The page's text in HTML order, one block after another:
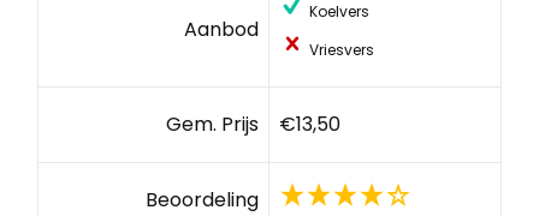
Aanbod
Koelvers
Vriesvers
Gem. Prijs €13,50
Beoordeling